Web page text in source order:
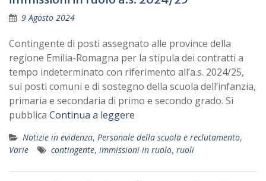
9 Agosto 2024
Contingente di posti assegnato alle province della
regione Emilia-Romagna per la stipula dei contratti a
tempo indeterminato con riferimento all’a.s. 2024/25,
sui posti comuni e di sostegno della scuola dell’infanzia,
primaria e secondaria di primo e secondo grado. Si
pubblica Continua a leggere
Notizie in evidenza, Personale della scuola e reclutamento,
Varie
contingente, immissioni in ruolo, ruoli